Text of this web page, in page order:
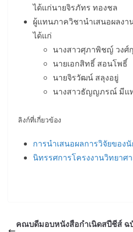
ได้แก่นายจิรภัทร ทองชล
ผู้แทนภาควิชานำเสนอผลงา
ได้แก่
นางสาวศุภาพิชญ์ วงศ์
นายเอกสิทธิ์ สอนโพธิ์
นายจิรวัฒน์ สลุงอยู่
นางสาวธัญญภรณ์ มีแ
ลิงก์ที่เกี่ยวข้อง
การนำเสนอผลการวิจัยของ
นิทรรศการโครงงานวิทยาศ
คณบดีมอบหนังสือกำเนิดสปีชีส์ ฉ